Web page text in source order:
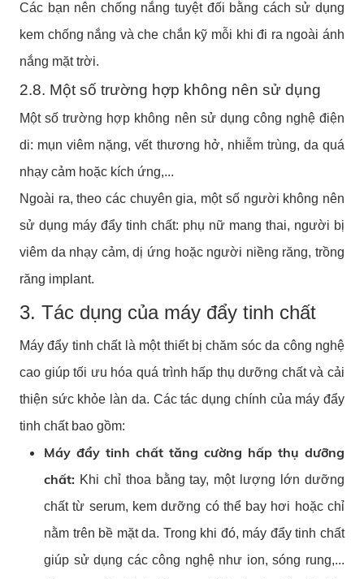
Các bạn nên chống nắng tuyệt đối bằng cách sử dụng
kem chống nắng và che chắn kỹ mỗi khi đi ra ngoài ánh
nắng mặt trời.
2.8. Một số trường hợp không nên sử dụng
Một số trường hợp không nên sử dụng công nghệ điện
di: mụn viêm nặng, vết thương hở, nhiễm trùng, da quá
nhạy cảm hoặc kích ứng,...
Ngoài ra, theo các chuyên gia, một số người không nên
sử dụng máy đẩy tinh chất: phụ nữ mang thai, người bị
viêm da nhạy cảm, dị ứng hoặc người niềng răng, trồng
răng implant.
3. Tác dụng của máy đẩy tinh chất
Máy đẩy tinh chất là một thiết bị chăm sóc da công nghệ
cao giúp tối ưu hóa quá trình hấp thụ dưỡng chất và cải
thiện sức khỏe làn da. Các tác dụng chính của máy đẩy
tinh chất bao gồm:
Máy đẩy tinh chất tăng cường hấp thụ dưỡng
chất: Khi chỉ thoa bằng tay, một lượng lớn dưỡng
chất từ serum, kem dưỡng có thể bay hơi hoặc chỉ
nằm trên bề mặt da. Trong khi đó, máy đẩy tinh chất
giúp sử dụng các công nghệ như ion, sóng rung,...